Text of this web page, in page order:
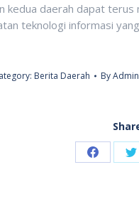
kedua daerah dapat
teknologi informasi
Berita Daerah By
Share